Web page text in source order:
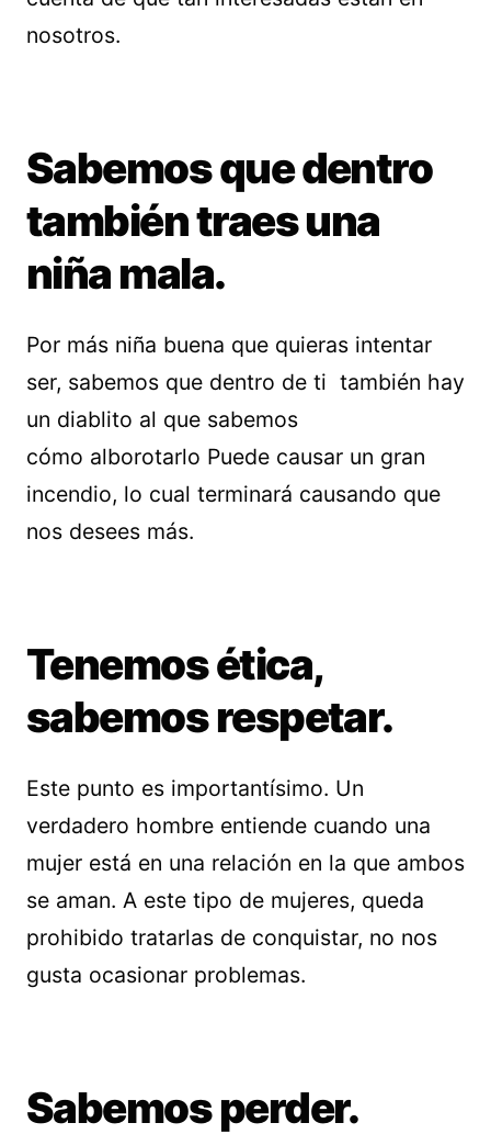
nosotros.
Sabemos que dentro
también traes una
niña mala.
Por más niña buena que quieras intentar
ser, sabemos que dentro de ti también hay
un diablito al que sabemos
cómo alborotarlo Puede causar un gran
incendio, lo cual terminará causando que
nos desees más.
Tenemos ética,
sabemos respetar.
Este punto es importantísimo. Un
verdadero hombre entiende cuando una
mujer está en una relación en la que ambos
se aman. A este tipo de mujeres, queda
prohibido tratarlas de conquistar, no nos
gusta ocasionar problemas.
Sabemos perder.